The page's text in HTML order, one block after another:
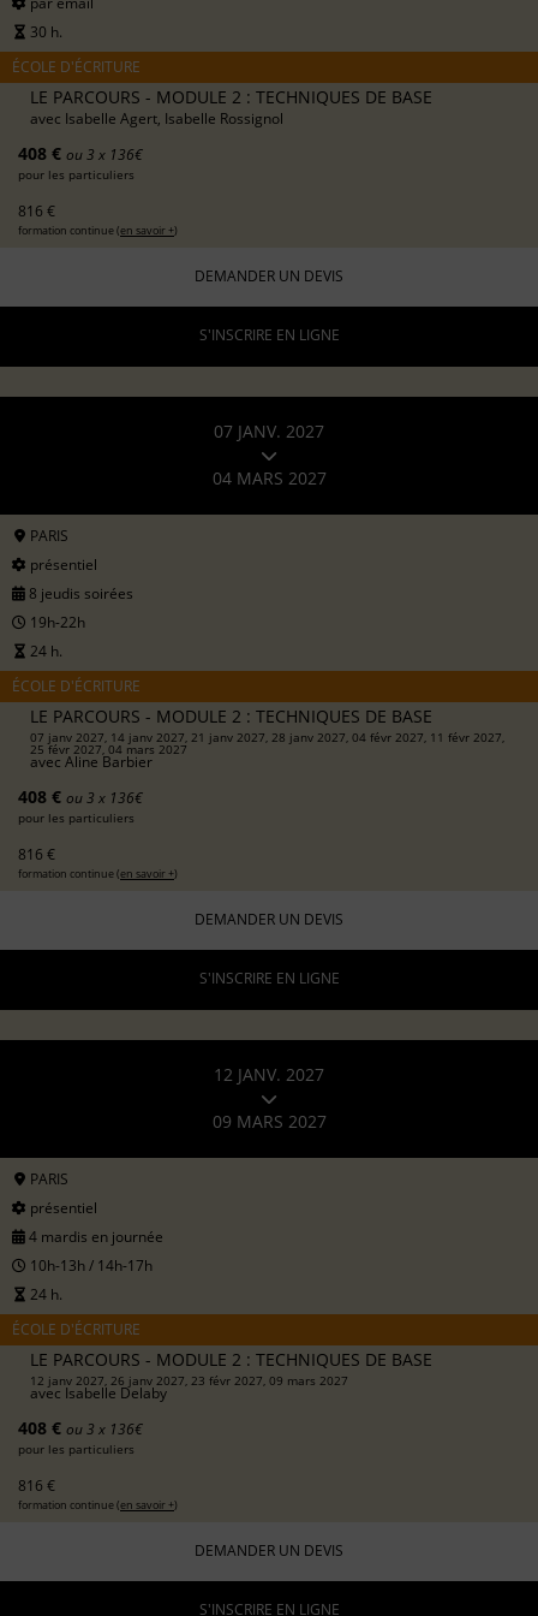
30 h.
ÉCOLE D'ÉCRITURE
LE PARCOURS - MODULE 2 : TECHNIQUES DE BASE
avec Isabelle Agert, Isabelle Rossignol
408 € ou 3 x 136€
pour les particuliers
816 €
formation continue (en savoir +)
DEMANDER UN DEVIS
S'INSCRIRE EN LIGNE
07 JANV. 2027
04 MARS 2027
PARIS
présentiel
8 jeudis soirées
19h-22h
24 h.
ÉCOLE D'ÉCRITURE
LE PARCOURS - MODULE 2 : TECHNIQUES DE BASE
07 janv 2027, 14 janv 2027, 21 janv 2027, 28 janv 2027, 04 févr 2027, 11 févr 2027,
25 févr 2027, 04 mars 2027
avec Aline Barbier
408 € ou 3 x 136€
pour les particuliers
816 €
formation continue (en savoir +)
DEMANDER UN DEVIS
S'INSCRIRE EN LIGNE
12 JANV. 2027
09 MARS 2027
PARIS
présentiel
4 mardis en journée
10h-13h / 14h-17h
24 h.
ÉCOLE D'ÉCRITURE
LE PARCOURS - MODULE 2 : TECHNIQUES DE BASE
12 janv 2027, 26 janv 2027, 23 févr 2027, 09 mars 2027
avec Isabelle Delaby
408 € ou 3 x 136€
pour les particuliers
816 €
formation continue (en savoir +)
DEMANDER UN DEVIS
S'INSCRIRE EN LIGNE